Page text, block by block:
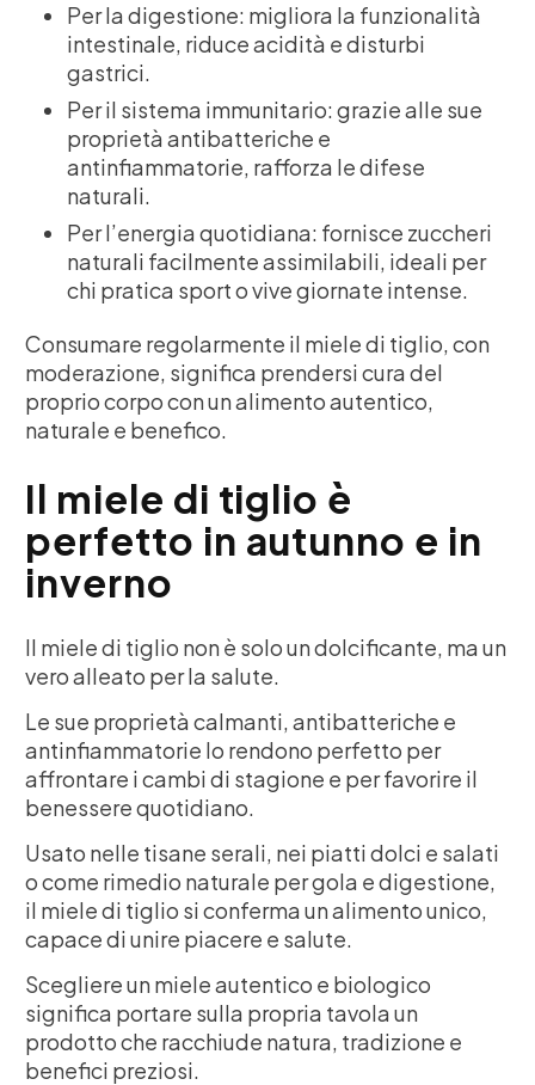
Per la digestione: migliora la funzionalità
intestinale, riduce acidità e disturbi
gastrici.
Per il sistema immunitario: grazie alle sue
proprietà antibatteriche e
antinfiammatorie, rafforza le difese
naturali.
Per l’energia quotidiana: fornisce zuccheri
naturali facilmente assimilabili, ideali per
chi pratica sport o vive giornate intense.
Consumare regolarmente il miele di tiglio, con
moderazione, significa prendersi cura del
proprio corpo con un alimento autentico,
naturale e benefico.
Il miele di tiglio è
perfetto in autunno e in
inverno
Il miele di tiglio non è solo un dolcificante, ma un
vero alleato per la salute.
Le sue proprietà calmanti, antibatteriche e
antinfiammatorie lo rendono perfetto per
affrontare i cambi di stagione e per favorire il
benessere quotidiano.
Usato nelle tisane serali, nei piatti dolci e salati
o come rimedio naturale per gola e digestione,
il miele di tiglio si conferma un alimento unico,
capace di unire piacere e salute.
Scegliere un miele autentico e biologico
significa portare sulla propria tavola un
prodotto che racchiude natura, tradizione e
benefici preziosi.